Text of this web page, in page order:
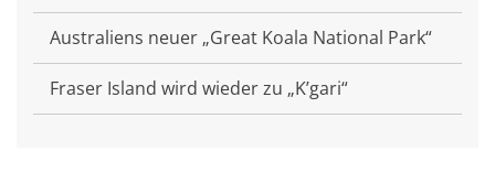
Australiens neuer „Great Koala National Park“
Fraser Island wird wieder zu „K’gari“